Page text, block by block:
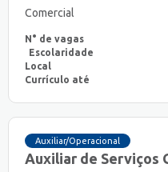
Comercial
N° de vagas
Escolaridade
Local
Currículo até
Auxiliar/Operacional
Auxiliar de Serviços